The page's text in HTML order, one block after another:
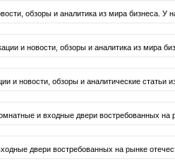
обзоры и аналитика из мира бизнеса. У
и новости, обзоры и аналитика из мира
и новости, обзоры и аналитические
и входные двери востребованных на
двери востребованных на рынке